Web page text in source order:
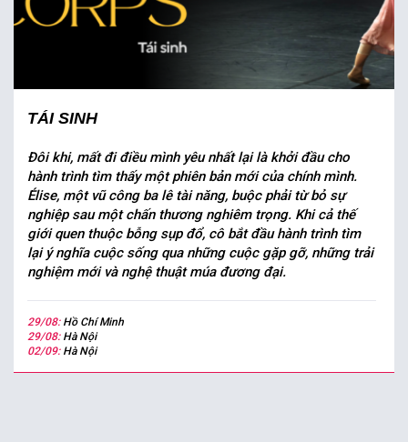
TÁI SINH
Đôi khi, mất đi điều mình yêu nhất lại là khởi đầu cho
hành trình tìm thấy một phiên bản mới của chính mình.
Élise, một vũ công ba lê tài năng, buộc phải từ bỏ sự
nghiệp sau một chấn thương nghiêm trọng. Khi cả thế
giới quen thuộc bỗng sụp đổ, cô bắt đầu hành trình tìm
lại ý nghĩa cuộc sống qua những cuộc gặp gỡ, những trải
nghiệm mới và nghệ thuật múa đương đại.
29/08: Hồ Chí Minh
29/08: Hà Nội
02/09: Hà Nội